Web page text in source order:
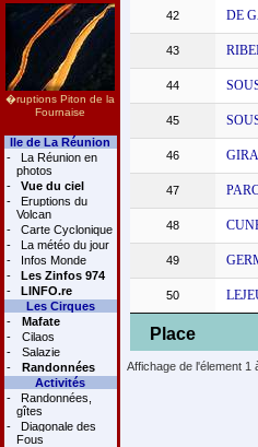
�ruptions Piton de la
Fournaise
Ile de La Réunion
-
La Réunion en
photos
-
Vue du ciel
-
Eruptions du
Volcan
-
Carte Cyclonique
-
La météo du jour
-
Infos Monde
-
Les Zinfos 974
-
LINFO.re
Les Cirques
-
Mafate
-
Cilaos
-
Salazie
-
Randonnées
Activités
-
Randonnées,
gîtes
-
Diagonale des
Fous
Place
42 DE
43
44
45
46
47
48
49
50
Affichage de l'élement 1